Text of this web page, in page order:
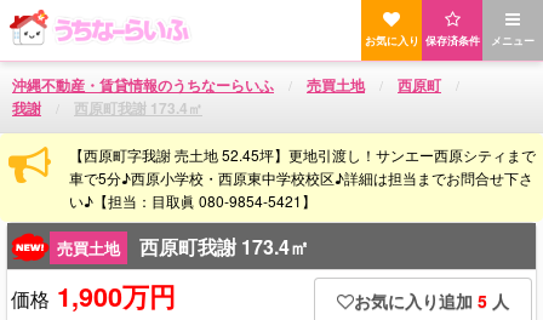
メニュー
保存済条件
お気に入り
沖縄不動産・賃貸情報のうちなーらいふ 売買土地
西原町
我謝
西原町我謝 173.4㎡
【西原町字我謝 売土地 52.45坪】更地引渡し！サンエー西原シティまで
車で5分♪西原小学校・西原東中学校校区♪詳細は担当までお問合せ下さ
い♪【担当：目取眞 080-9854-5421】
売買土地
西原町我謝 173.4㎡
価格 1,900万円 お気に入り追加 5 人